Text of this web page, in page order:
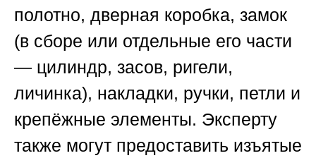
полотно, дверная коробка, замок
(в сборе или отдельные его части
— цилиндр, засов, ригели,
личинка), накладки, ручки, петли и
крепёжные элементы. Эксперту
также могут предоставить изъятые